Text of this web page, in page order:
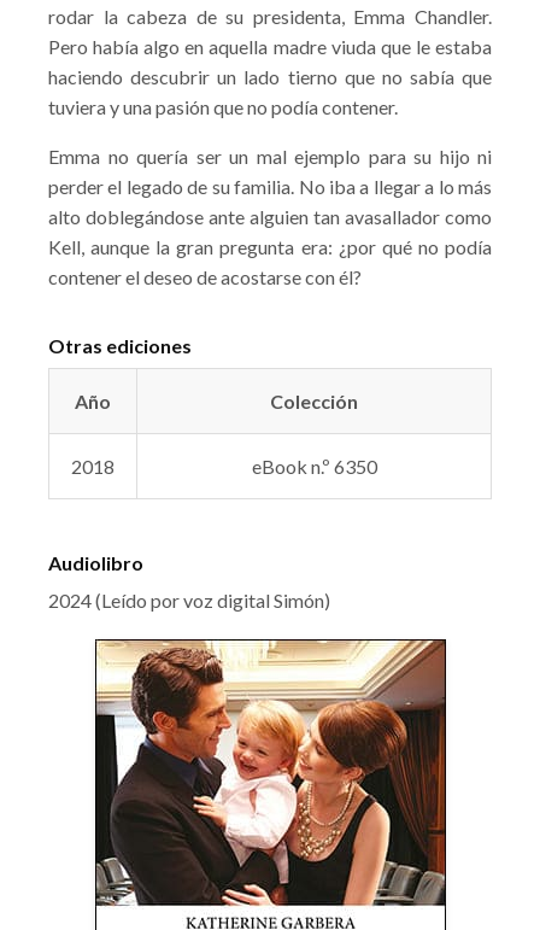
rodar la cabeza de su presidenta, Emma Chandler.
Pero había algo en aquella madre viuda que le estaba
haciendo descubrir un lado tierno que no sabía que
tuviera y una pasión que no podía contener.
Emma no quería ser un mal ejemplo para su hijo ni
perder el legado de su familia. No iba a llegar a lo más
alto doblegándose ante alguien tan avasallador como
Kell, aunque la gran pregunta era: ¿por qué no podía
contener el deseo de acostarse con él?
Otras ediciones
Año Colección
2018 eBook n.º 6350
Audiolibro
2024 (Leído por voz digital Simón)